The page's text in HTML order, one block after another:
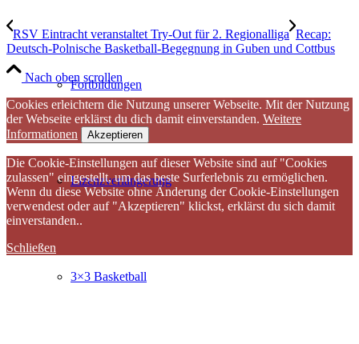
Fortbildungen
Lizenzverlängerung
3×3 Basketball
RSV Eintracht veranstaltet Try-Out für 2. Regionalliga Recap:
Deutsch-Polnische Basketball-Begegnung in Guben und Cottbus
Nach oben scrollen
Cookies erleichtern die Nutzung unserer Webseite. Mit der Nutzung
der Webseite erklärst du dich damit einverstanden. Weitere
Informationen
Akzeptieren
Die Cookie-Einstellungen auf dieser Website sind auf "Cookies
zulassen" eingestellt, um das beste Surferlebnis zu ermöglichen.
Wenn du diese Website ohne Änderung der Cookie-Einstellungen
verwendest oder auf "Akzeptieren" klickst, erklärst du sich damit
einverstanden..
Schließen